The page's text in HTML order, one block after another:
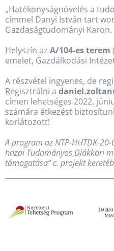
„Hatékonyságnövelés a
címmel Danyi István tart
Gazdaságtudományi Karon.
Helyszín az A/104-es terem
emelet, Gazdálkodási
A részvétel ingyenes, de
Regisztrálni a
címen lehetséges 2022.
számára étkezést
korlátozott!
A program azNTP-HHTDK-
hazai Tudományos Diákköri
támogatása” c. projekt